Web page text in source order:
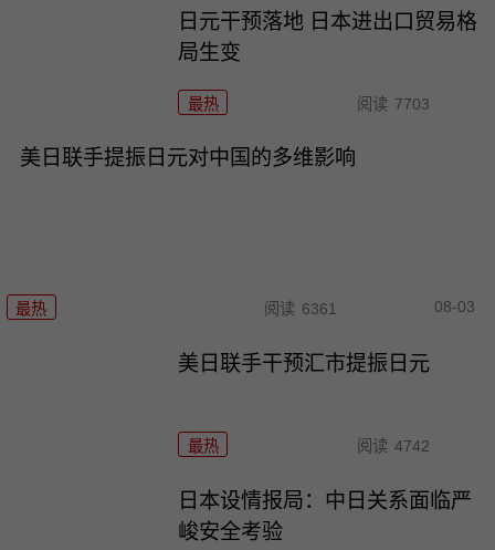
日元干预落地 日本进出口贸易格
局生变
最热 阅读 7703
美日联手提振日元对中国的多维影响
最热 阅读 6361 08-03
美日联手干预汇市提振日元
最热 阅读 4742
日本设情报局：中日关系面临严
峻安全考验